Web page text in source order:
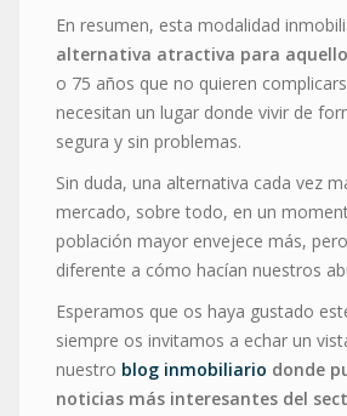
En resumen, esta modalidad
alternativa atractiva para
o 75 años que no quieren
necesitan un lugar donde vivir de
segura y sin problemas.
Sin duda, una alternativa cada vez
mercado, sobre todo, en un
población mayor envejece más,
diferente a cómo hacían nuestros
Esperamos que os haya gustado
siempre os invitamos a echar un
nuestro blog inmobiliario donde
noticias más interesantes del